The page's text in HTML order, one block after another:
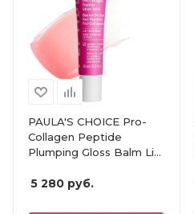
PAULA'S CHOICE Pro-
Collagen Peptide
Plumping Gloss Balm Lip
5 280 руб.